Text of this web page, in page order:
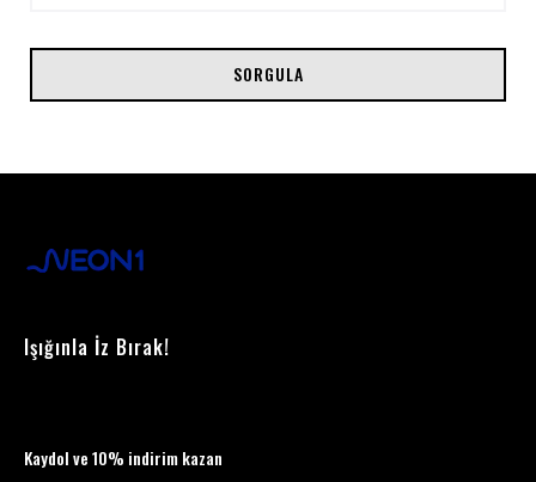
SORGULA
Işığınla İz Bırak!
Kaydol ve 10% indirim kazan